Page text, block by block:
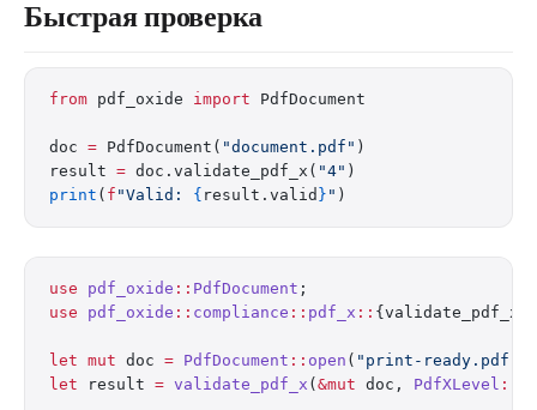
Быстрая проверка
from pdf_oxide import PdfDocument
doc = PdfDocument( "document.pdf" )
result = doc.validate_pdf_x( "4" )
print ( f "Valid: { result.valid } " )
use pdf_oxide :: PdfDocument ;
use pdf_oxide :: compliance :: pdf_x :: {validate_pdf_x,
let mut doc = PdfDocument :: open ( "print-ready.pdf"
let result = validate_pdf_x ( &mut doc, PdfXLevel ::